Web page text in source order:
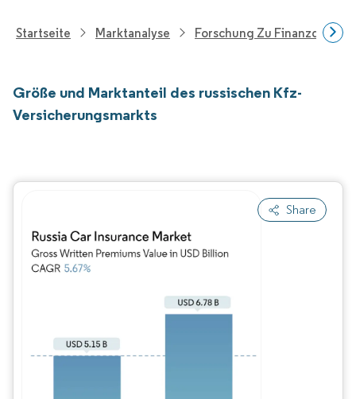
Startseite Marktanalyse Forschung Zu
Größe und Marktanteil des russischen Kfz-
Versicherungsmarkts
Share